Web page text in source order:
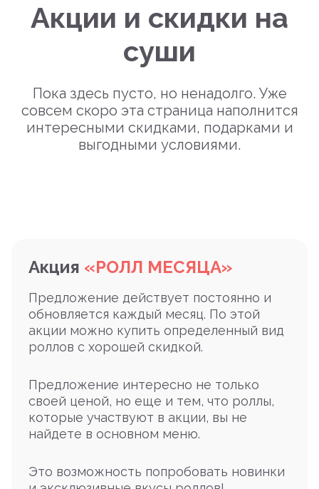
Акции и скидки на
суши
Пока здесь пусто, но ненадолго. Уже
совсем скоро эта страница наполнится
интересными скидками, подарками и
выгодными условиями.
Акция «РОЛЛ МЕСЯЦА»
Предложение действует постоянно и
обновляется каждый месяц. По этой
акции можно купить определенный вид
роллов с хорошей скидкой.
Предложение интересно не только
своей ценой, но еще и тем, что роллы,
которые участвуют в акции, вы не
найдете в основном меню.
Это возможность попробовать новинки